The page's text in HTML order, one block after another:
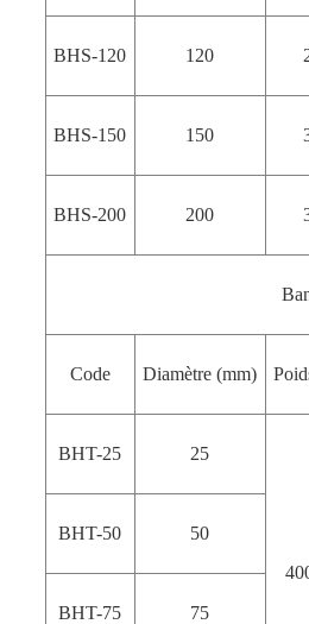
BHS-120 120
BHS-150 150
BHS-200 200
Code Diamètre (mm)
BHT-25 25
BHT-50 50
BHT-75 75